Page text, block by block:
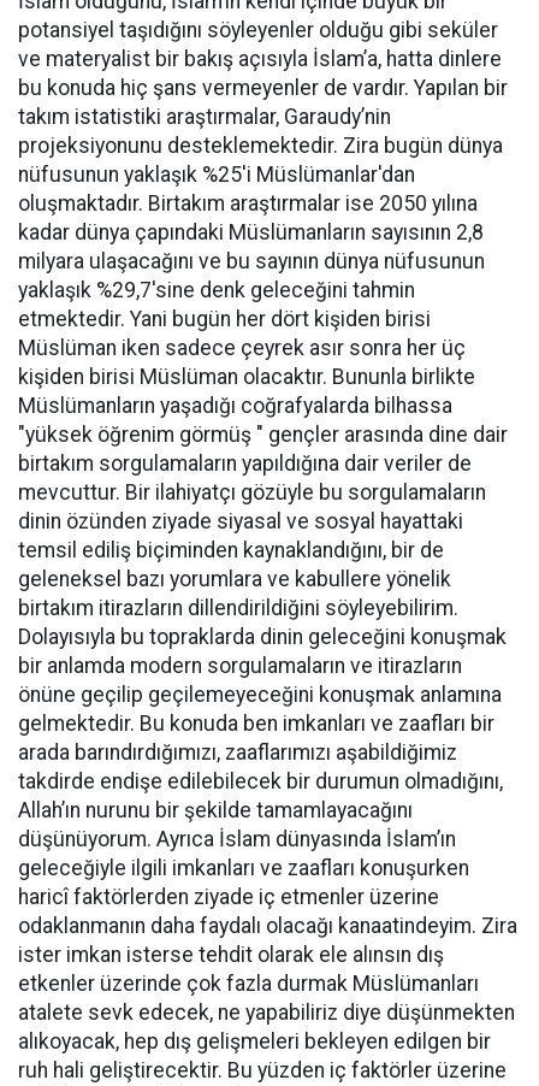
potansiyel taşıdığını söyleyenler olduğu gibi seküler
ve materyalist bir bakış açısıyla İslam’a, hatta dinlere
bu konuda hiç şans vermeyenler de vardır. Yapılan bir
takım istatistiki araştırmalar, Garaudy’nin
projeksiyonunu desteklemektedir. Zira bugün dünya
nüfusunun yaklaşık %25'i Müslümanlar'dan
oluşmaktadır. Birtakım araştırmalar ise 2050 yılına
kadar dünya çapındaki Müslümanların sayısının 2,8
milyara ulaşacağını ve bu sayının dünya nüfusunun
yaklaşık %29,7'sine denk geleceğini tahmin
etmektedir. Yani bugün her dört kişiden birisi
Müslüman iken sadece çeyrek asır sonra her üç
kişiden birisi Müslüman olacaktır. Bununla birlikte
Müslümanların yaşadığı coğrafyalarda bilhassa
"yüksek öğrenim görmüş " gençler arasında dine dair
birtakım sorgulamaların yapıldığına dair veriler de
mevcuttur. Bir ilahiyatçı gözüyle bu sorgulamaların
dinin özünden ziyade siyasal ve sosyal hayattaki
temsil ediliş biçiminden kaynaklandığını, bir de
geleneksel bazı yorumlara ve kabullere yönelik
birtakım itirazların dillendirildiğini söyleyebilirim.
Dolayısıyla bu topraklarda dinin geleceğini konuşmak
bir anlamda modern sorgulamaların ve itirazların
önüne geçilip geçilemeyeceğini konuşmak anlamına
gelmektedir. Bu konuda ben imkanları ve zaafları bir
arada barındırdığımızı, zaaflarımızı aşabildiğimiz
takdirde endişe edilebilecek bir durumun olmadığını,
Allah’ın nurunu bir şekilde tamamlayacağını
düşünüyorum. Ayrıca İslam dünyasında İslam’ın
geleceğiyle ilgili imkanları ve zaafları konuşurken
haricî faktörlerden ziyade iç etmenler üzerine
odaklanmanın daha faydalı olacağı kanaatindeyim. Zira
ister imkan isterse tehdit olarak ele alınsın dış
etkenler üzerinde çok fazla durmak Müslümanları
atalete sevk edecek, ne yapabiliriz diye düşünmekten
alıkoyacak, hep dış gelişmeleri bekleyen edilgen bir
ruh hali geliştirecektir. Bu yüzden iç faktörler üzerine